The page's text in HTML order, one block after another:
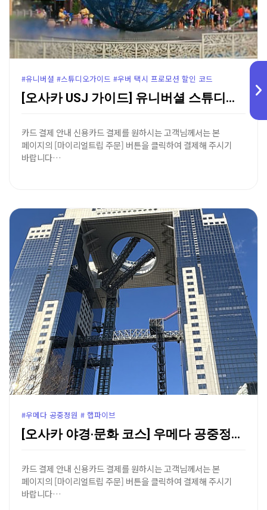
#유니버셜 #스튜디오가이드 #우버 택시 프로모션 할인 코드
[오사카 USJ 가이드] 유니버셜 스튜디오 재팬 가는 …
카드 결제 안내 신용카드 결제를 원하시는 고객님께서는 본
페이지의 [마이리얼트립 주문] 버튼을 클릭하여 결제해 주시기
바랍니다…
#우메다 공중정원 # 햅파이브
[오사카 야경·문화 코스] 우메다 공중정원 전망대 & …
카드 결제 안내 신용카드 결제를 원하시는 고객님께서는 본
페이지의 [마이리얼트립 주문] 버튼을 클릭하여 결제해 주시기
바랍니다…